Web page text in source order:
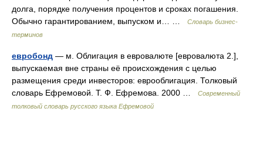
долга, порядке получения процентов и сроках погашения.
Обычно гарантированием, выпуском и… …
Словарь бизнес-
терминов
евробонд — м. Облигация в евровалюте [евровалюта 2.],
выпускаемая вне страны её происхождения с целью
размещения среди инвесторов: еврооблигация. Толковый
словарь Ефремовой. Т. Ф. Ефремова. 2000 …
Современный
толковый словарь русского языка Ефремовой